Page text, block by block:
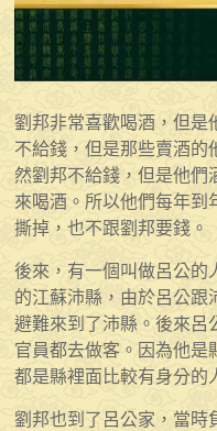
劉邦非常喜歡喝酒，但是
不給錢，但是那些賣酒的
然劉邦不給錢，但是他們
來喝酒。所以他們每年到
撕掉，也不跟劉邦要錢。
後來，有一個叫做呂公的
的江蘇沛縣，由於呂公跟
避難來到了沛縣。後來呂
官員都去做客。因為他是
都是縣裡面比較有身分的
劉邦也到了呂公家，當時